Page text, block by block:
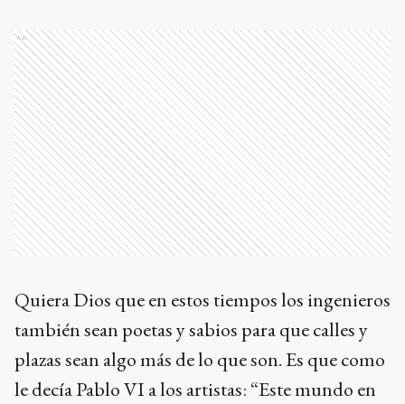
Ads
Quiera Dios que en estos tiempos los ingenieros
también sean poetas y sabios para que calles y
plazas sean algo más de lo que son. Es que como
le decía Pablo VI a los artistas: “Este mundo en